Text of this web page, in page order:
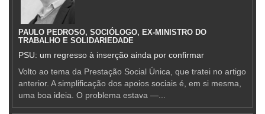
PAULO PEDROSO, SOCIÓLOGO, EX-MINISTRO DO
TRABALHO E SOLIDARIEDADE
PSU: um regresso à inserção ainda por confirmar
Volto ao tema da Prestação Social Única, que tratei no artigo
anterior. A simplificação dos apoios sociais é, em si mesma,
uma boa ideia. O problema estava —...